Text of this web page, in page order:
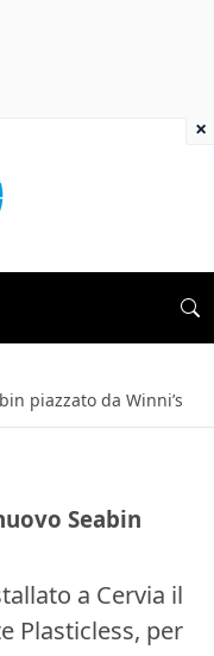
piazzato da Winni’s
Seabin
a Cervia il
Plasticless, per
×